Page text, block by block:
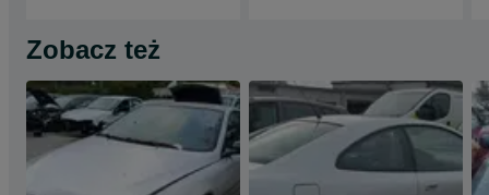
Zobacz też